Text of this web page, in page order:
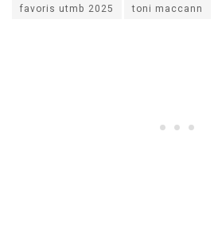
favoris utmb 2025
toni maccann